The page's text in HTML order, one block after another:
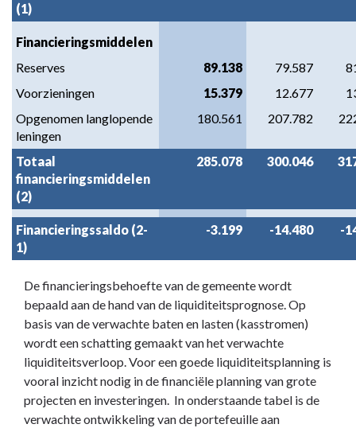
(1)
Financieringsmiddelen
Reserves
89.138 79.587
Voorzieningen
15.379 12.677
Opgenomen langlopende
leningen
180.561 207.782
Totaal
financieringsmiddelen
(2)
285.078 300.046
Financieringssaldo (2-
1)
-3.199 -14.480 -
De financieringsbehoefte van de gemeente wordt
bepaald aan de hand van de liquiditeitsprognose. Op
basis van de verwachte baten en lasten (kasstromen)
wordt een schatting gemaakt van het verwachte
liquiditeitsverloop. Voor een goede liquiditeitsplanning is
vooral inzicht nodig in de financiële planning van grote
projecten en investeringen. In onderstaande tabel is de
verwachte ontwikkeling van de portefeuille aan